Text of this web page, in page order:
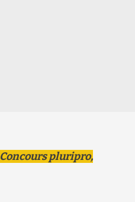
Concours pluripro,